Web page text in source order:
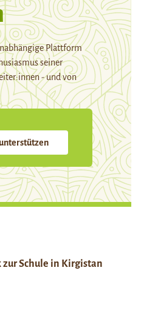
Plattform
seiner
- und von
zur Schule in Kirgistan